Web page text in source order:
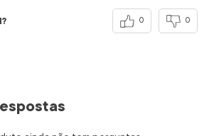
0 0